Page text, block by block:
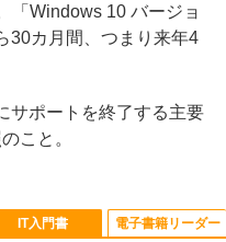
「Windows 10 バージョ
30カ月間、つまり来年4
ポートを終了する主要
こと。
IT入門書 電子書籍リーダー